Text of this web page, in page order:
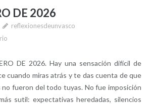
DE 2026
reflexionesdeunvasco
DE 2026. Hay una sensación difícil de
cuando miras atrás y te das cuenta de que
no fueron del todo tuyas. No fue imposición
sutil: expectativas heredadas, silencios